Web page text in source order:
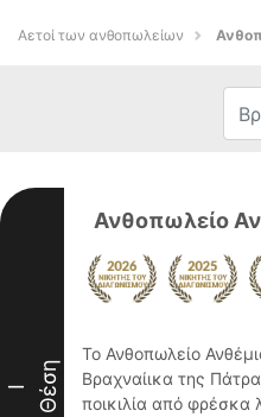
Αετοί των ανθοπωλείων
I Θέση
Ανθοπωλείο
Το Ανθοπωλείο
Βραχναίικα της
ποικιλία από φρέσκα